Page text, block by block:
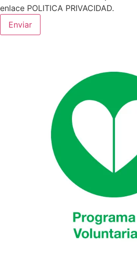
enlace POLITICA PRIVACIDAD.
Enviar